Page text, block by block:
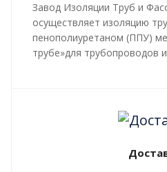
Завод Изоляции Труб и
осуществляет изоляцию
пенополиуретаном (ППУ)
трубе»для трубопроводов
Все работы,
мероприятий по изоляции
и СТ